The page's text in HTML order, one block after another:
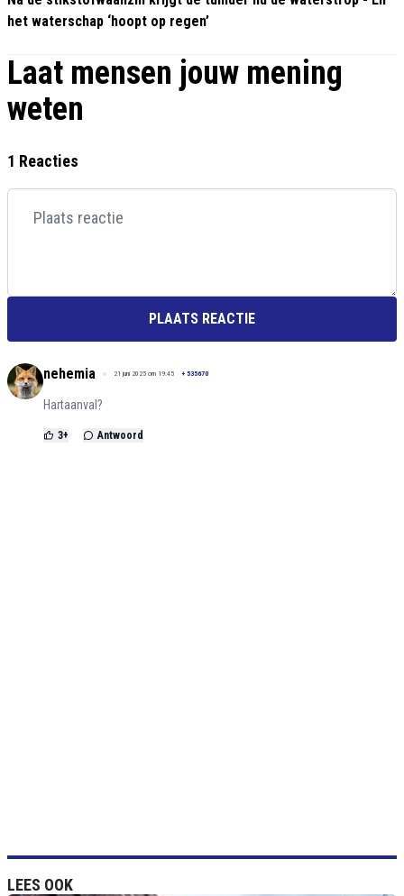
het waterschap ‘hoopt op regen’
Laat mensen jouw mening
weten
1 Reacties
PLAATS REACTIE
nehemia 21 juni 2025 om 19:45 + 535670
Hartaanval?
3+ Antwoord
LEES OOK